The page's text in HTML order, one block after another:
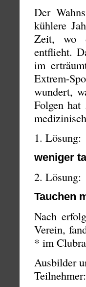
Der
kühlere
Zeit, wo
entflieht.
im
Extrem-
wundert,
Folgen
1. Lösung:
weniger
2. Lösung:
Tauchen
Nach
Verein,
* im
Ausbilder